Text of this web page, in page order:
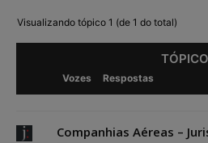
Visualizando tópico 1 (de 1 do total)
TÓPICO
Vozes Respostas
Companhias Aéreas –